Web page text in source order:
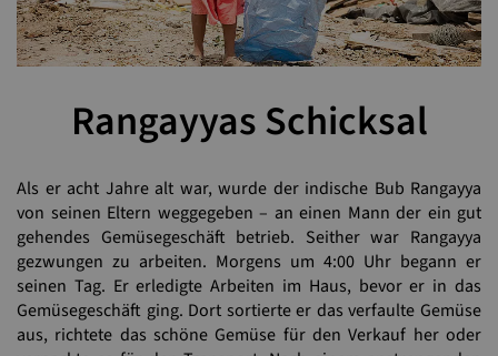
Rangayyas Schicksal
Als er acht Jahre alt war, wurde der indische Bub Rangayya
von seinen Eltern weggegeben – an einen Mann der ein gut
gehendes Gemüsegeschäft betrieb. Seither war Rangayya
gezwungen zu arbeiten. Morgens um 4:00 Uhr begann er
seinen Tag. Er erledigte Arbeiten im Haus, bevor er in das
Gemüsegeschäft ging. Dort sortierte er das verfaulte Gemüse
aus, richtete das schöne Gemüse für den Verkauf her oder